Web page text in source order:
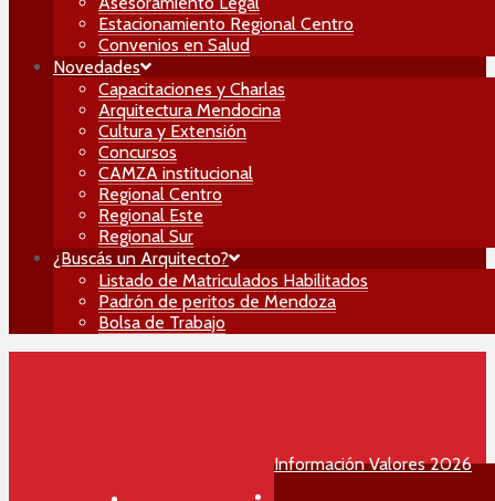
Estacionamiento Regional Centro
Convenios en Salud
Novedades
Capacitaciones y Charlas
Arquitectura Mendocina
Cultura y Extensión
Concursos
CAMZA institucional
Regional Centro
Regional Este
Regional Sur
¿Buscás un Arquitecto?
Listado de Matriculados Habilitados
Padrón de peritos de Mendoza
Bolsa de Trabajo
Información Valores 2026